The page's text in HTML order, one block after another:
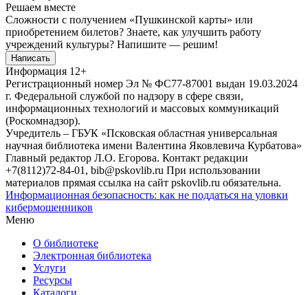
Решаем вместе
Сложности с получением «Пушкинской карты» или
приобретением билетов? Знаете, как улучшить работу
учреждений культуры? Напишите — решим!
Написать
Информация 12+
Регистрационный номер Эл № ФС77-87001 выдан 19.03.2024
г. Федеральной службой по надзору в сфере связи,
информационных технологий и массовых коммуникаций
(Роскомнадзор).
Учредитель – ГБУК «Псковская областная универсальная
научная библиотека имени Валентина Яковлевича Курбатова»
Главный редактор Л.О. Егорова. Контакт редакции
+7(8112)72-84-01, bib@pskovlib.ru При использовании
материалов прямая ссылка на сайт pskovlib.ru обязательна.
Информационная безопасность: как не поддаться на уловки
кибермошенников
Меню
О библиотеке
Электронная библиотека
Услуги
Ресурсы
Каталоги